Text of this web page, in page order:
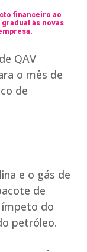
financeiro ao
às novas
QAV
o mês de
de
e o gás de
de
do
petróleo.